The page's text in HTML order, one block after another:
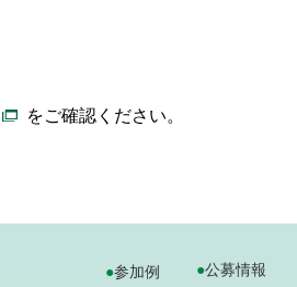
をご確認ください。
参加例
公募情報